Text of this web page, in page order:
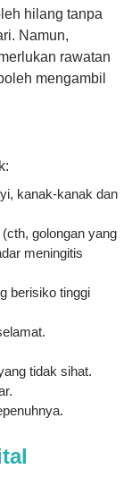
hilang tanpa
Namun,
rawatan
mengambil
kanak-kanak dan
golongan yang
meningitis
berisiko tinggi
tidak sihat.